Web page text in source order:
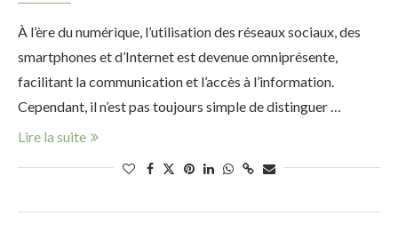
À l’ère du numérique, l’utilisation des réseaux sociaux, des
smartphones et d’Internet est devenue omniprésente,
facilitant la communication et l’accès à l’information.
Cependant, il n’est pas toujours simple de distinguer …
Lire la suite